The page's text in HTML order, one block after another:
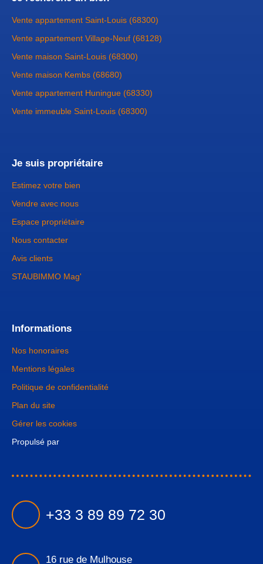
Vente appartement Saint-Louis (68300)
Vente appartement Village-Neuf (68128)
Vente maison Saint-Louis (68300)
Vente maison Kembs (68680)
Vente appartement Huningue (68330)
Vente immeuble Saint-Louis (68300)
Je suis propriétaire
Estimez votre bien
Vendre avec nous
Espace propriétaire
Nous contacter
Avis clients
STAUBIMMO Mag'
Informations
Nos honoraires
Mentions légales
Politique de confidentialité
Plan du site
Gérer les cookies
Propulsé par
+33 3 89 89 72 30
16 rue de Mulhouse